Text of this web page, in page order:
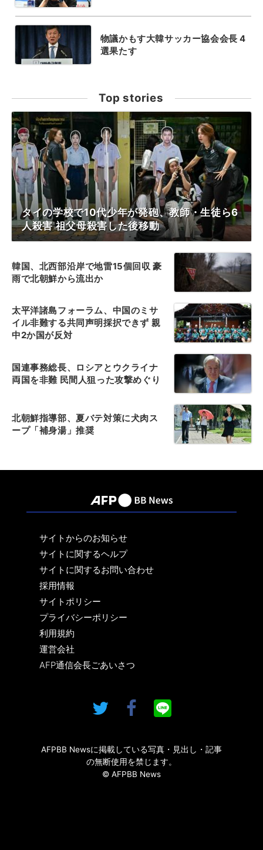
物議かもす大韓サッカー協会会長 4
選果たす
Top stories
タイの学校で10代少年が発砲、教師・生徒ら6
人殺害 祖父母殺害した後移動
韓国、北西部沿岸で地雷15個回収 豪
雨で北朝鮮から流出か
太平洋諸島フォーラム、中国のミサ
イル非難する共同声明採択できず 親
中2か国が反対
国連事務総長、ロシアとウクライナ
両国を非難 民間人狙った攻撃めぐり
北朝鮮指導部、夏バテ対策に犬肉ス
ープ「補身湯」推奨
サイトからのお知らせ
サイトに関するヘルプ
サイトに関するお問い合わせ
採用情報
サイトポリシー
プライバシーポリシー
利用規約
運営会社
AFP通信会長ごあいさつ
AFPBB Newsに掲載している写真・見出し・記事
の無断使用を禁じます。
© AFPBB News